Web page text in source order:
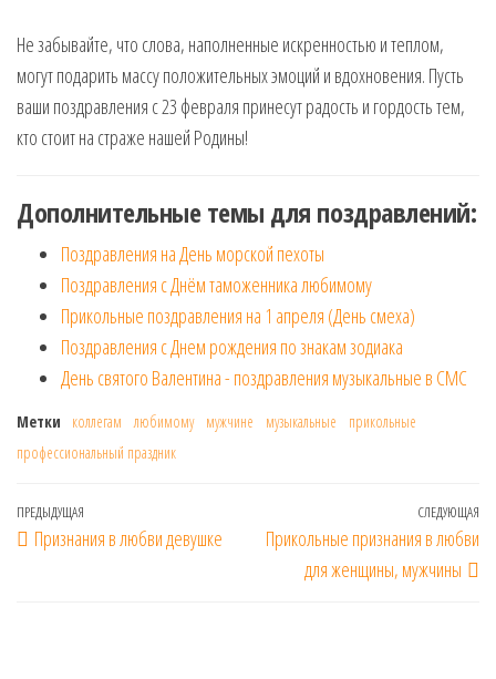
Не забывайте, что слова, наполненные искренностью и теплом,
могут подарить массу положительных эмоций и вдохновения. Пусть
ваши поздравления с 23 февраля принесут радость и гордость тем,
кто стоит на страже нашей Родины!
Дополнительные темы для поздравлений:
Поздравления на День морской пехоты
Поздравления с Днём таможенника любимому
Прикольные поздравления на 1 апреля (День смеха)
Поздравления с Днем рождения по знакам зодиака
День святого Валентина - поздравления музыкальные в СМС
Метки коллегам любимому мужчине музыкальные
прикольные
профессиональный праздник
Навигация
по
Предыдущая
запись
ПРЕДЫДУЩАЯ
Признания в любви девушке
СЛЕДУЮЩАЯ
Прикольные признания в любви
для женщины, мужчины